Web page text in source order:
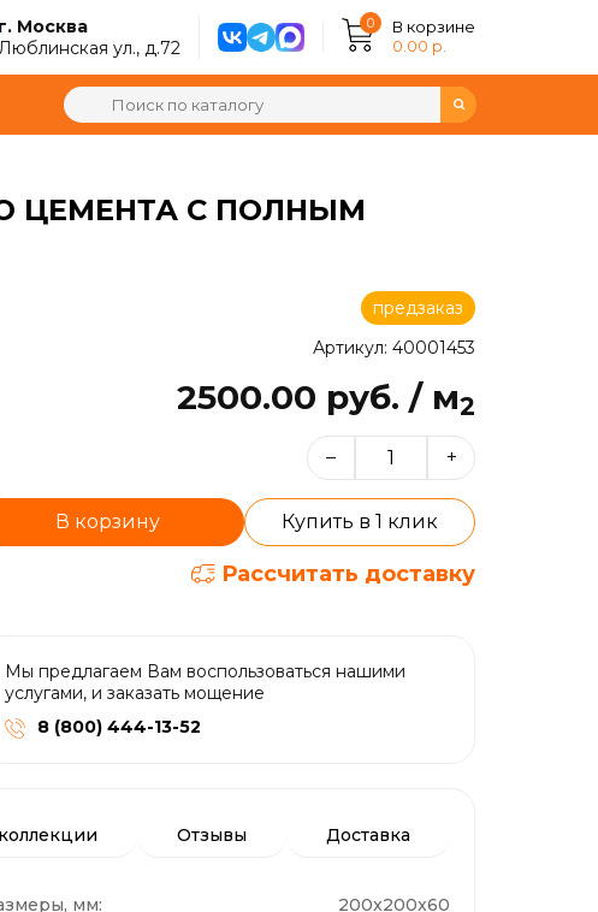
г. Москва
ул., д.72
0
В корзине
0.00 р.
ЦЕМЕНТА С ПОЛНЫМ
предзаказ
Артикул: 40001453
2500.00 руб. / м2
– +
В корзину Купить в 1 клик
Рассчитать доставку
Мы предлагаем Вам воспользоваться нашими
услугами, и заказать мощение
8 (800) 444-13-52
Отзывы Доставка
мм: 200x200x60